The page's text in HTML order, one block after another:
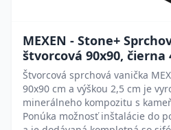
MEXEN - Stone+
štvorcová 90x90, čierna
Štvorcová sprchová vanička
90x90 cm a výškou 2,5 cm je
minerálneho kompozitu s
Ponúka možnosť inštalácie do